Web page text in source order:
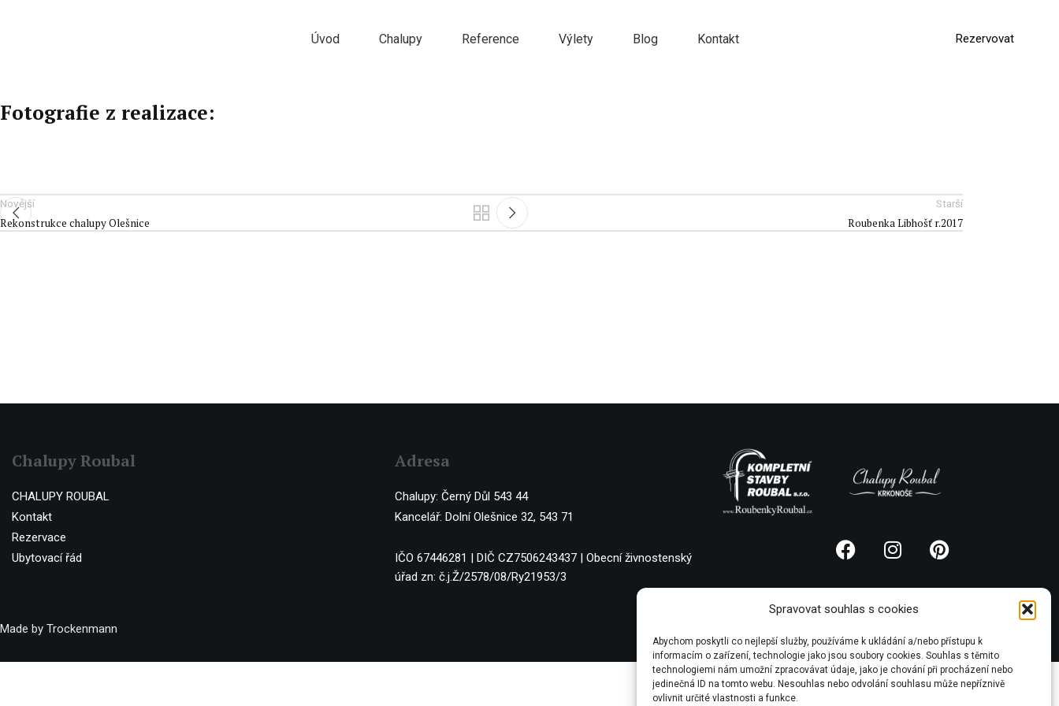
Spravovat souhlas s cookies
Abychom poskytli co nejlepší služby, používáme k ukládání a/nebo přístupu k
informacím o zařízení, technologie jako jsou soubory cookies. Souhlas s těmito
technologiemi nám umožní zpracovávat údaje, jako je chování při procházení nebo
jedinečná ID na tomto webu. Nesouhlas nebo odvolání souhlasu může nepříznivě
ovlivnit určité vlastnosti a funkce.
Úvod Chalupy Reference Výlety Blog Kontakt Rezervovat
Fotografie z realizace:
Novější
Rekonstrukce chalupy Olešnice
Starší
Roubenka Libhošť r.2017
Chalupy Roubal
CHALUPY ROUBAL
Kontakt
Rezervace
Ubytovací řád
Adresa
Chalupy: Černý Důl 543 44
Kancelář: Dolní Olešnice 32, 543 71
IČO 67446281 | DIČ CZ7506243437 | Obecní živnostenský
úřad zn: č.j.Ž/2578/08/Ry21953/3
Made by Trockenmann